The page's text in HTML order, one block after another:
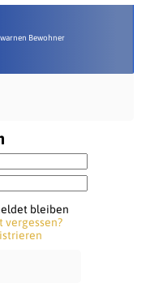
Bewohner
bleiben
vergessen?